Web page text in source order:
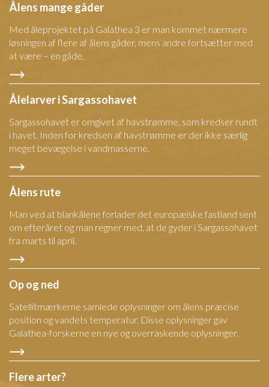
Ålens mange gåder
Med åleprojektet på Galathea 3 er man kommet nærmere
løsningen af flere af ålens gåder, mens andre fortsætter med
at være – en gåde.
Ålelarver i Sargassohavet
Sargassohavet er omgivet af havstrømme, som kredser rundt
i havet. Inden for kredsen af havstrømme er der ikke særlig
meget bevægelse i vandmasserne.
Ålens rute
Man ved at blankålene forlader det europæiske fastland sent
om efteråret og man regner med, at de gyder i Sargassohavet
fra marts til april.
Op og ned
Satellitmærkerne samlede oplysninger om ålens præcise
position og vandets temperatur. Disse oplysninger gav
Galathea-forskerne en nye og overraskende oplysninger.
Flere arter?